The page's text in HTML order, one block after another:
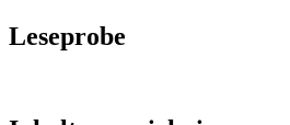
Leseprobe